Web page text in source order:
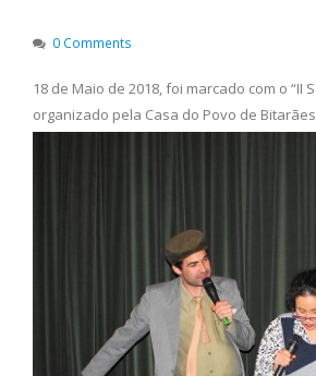
0 Comments
18 de Maio de 2018, foi marcado com o “II
organizado pela Casa do Povo de